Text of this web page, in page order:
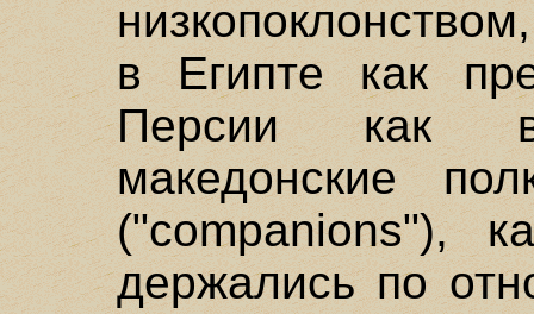
в Египте как
Персии как
македонские
("companions"),
держались по